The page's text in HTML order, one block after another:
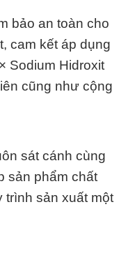
bảo an toàn cho
cam kết áp dụng
Sodium Hidroxit
cũng như cộng
sát cánh cùng
sản phẩm chất
trình sản xuất một